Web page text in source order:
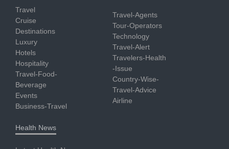
Travel
Cruise
Destinations
Luxury
Hotels
Hospitality
Travel-Food-
Beverage
Events
Business-Travel
Travel-Agents
Tour-Operators
Technology
Travel-Alert
Travelers-Health
-Issue
Country-Wise-
Travel-Advice
Airline
Health News